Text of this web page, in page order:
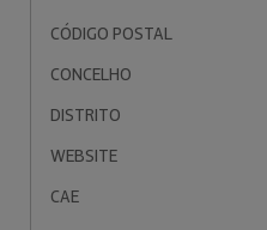
CÓDIGO POSTAL
CONCELHO
DISTRITO
WEBSITE
CAE